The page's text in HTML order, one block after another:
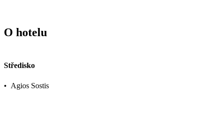
O hotelu
Středisko
• Agios Sostis